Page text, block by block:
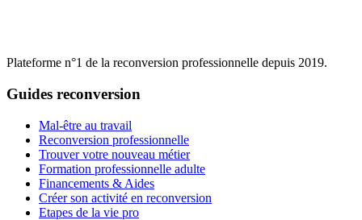
Plateforme n°1 de la reconversion professionnelle depuis 2019.
Guides reconversion
Mal-être au travail
Reconversion professionnelle
Trouver votre nouveau métier
Formation professionnelle adulte
Financements & Aides
Créer son activité en reconversion
Etapes de la vie pro